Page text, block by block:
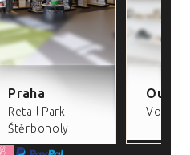
Praha
Retail Park
Štěrboholy
Volta